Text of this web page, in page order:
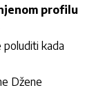
njenom profilu
poluditi kada
Džene